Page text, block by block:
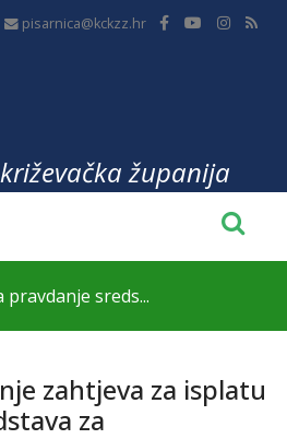
pisarnica@kckzz.hr
županija
pravdanje sreds...
zahtjeva za isplatu
za